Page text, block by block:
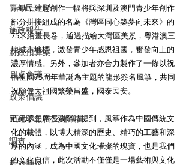
青年民建聯
施政報告
財政預算案
圓桌會議
政策倡議
民建聯報告及建議書
調查
活動，一起創作一幅將與深圳及澳門青少年創作
部分拼接組成的名為《灣區同心築夢向未來》的
75米繪畫長卷，通過描繪大灣區美景，粵港澳三
地城市地標，激發青少年感恩祖國，奮發向上的
濃厚情感。另外，參加者亦合力製作了一條以祝
福祖國75周年華誕為主題的龍形簽名風箏，共同
祝願偉大祖國繁榮昌盛，國泰民安。
莊元苳主席在致辭時提到，風箏作為中國傳統文
化的載體，以博大精深的歷史、精巧的工藝和深
厚的內涵，成為中國文化璀璨的瑰寶，也是我們
的文化自信，此次活動不僅僅是一場藝術與文化